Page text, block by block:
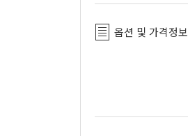
옵션 및 가격정보